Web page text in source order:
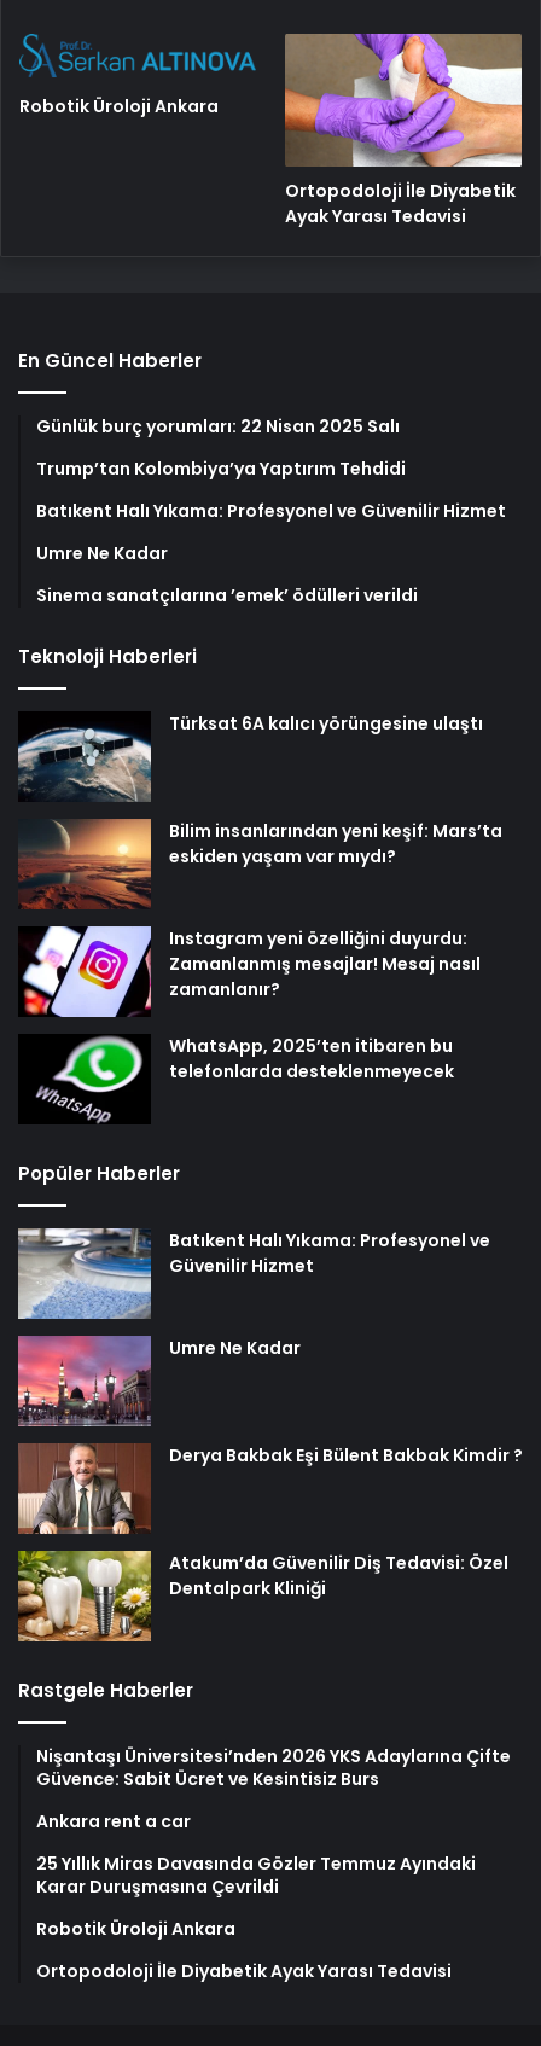
Robotik Üroloji Ankara
Ortopodoloji İle Diyabetik
Ayak Yarası Tedavisi
En Güncel Haberler
Günlük burç yorumları: 22 Nisan 2025 Salı
Trump’tan Kolombiya’ya Yaptırım Tehdidi
Batıkent Halı Yıkama: Profesyonel ve Güvenilir Hizmet
Umre Ne Kadar
Sinema sanatçılarına ’emek’ ödülleri verildi
Teknoloji Haberleri
Türksat 6A kalıcı yörüngesine ulaştı
Bilim insanlarından yeni keşif: Mars’ta
eskiden yaşam var mıydı?
Instagram yeni özelliğini duyurdu:
Zamanlanmış mesajlar! Mesaj nasıl
zamanlanır?
WhatsApp, 2025’ten itibaren bu
telefonlarda desteklenmeyecek
Popüler Haberler
Batıkent Halı Yıkama: Profesyonel ve
Güvenilir Hizmet
Umre Ne Kadar
Derya Bakbak Eşi Bülent Bakbak Kimdir ?
Atakum’da Güvenilir Diş Tedavisi: Özel
Dentalpark Kliniği
Rastgele Haberler
Nişantaşı Üniversitesi’nden 2026 YKS Adaylarına Çifte
Güvence: Sabit Ücret ve Kesintisiz Burs
Ankara rent a car
25 Yıllık Miras Davasında Gözler Temmuz Ayındaki
Karar Duruşmasına Çevrildi
Robotik Üroloji Ankara
Ortopodoloji İle Diyabetik Ayak Yarası Tedavisi